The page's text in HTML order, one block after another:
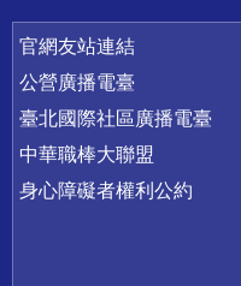
官網友站連結
公營廣播電臺
臺北國際社區廣播電臺
中華職棒大聯盟
身心障礙者權利公約